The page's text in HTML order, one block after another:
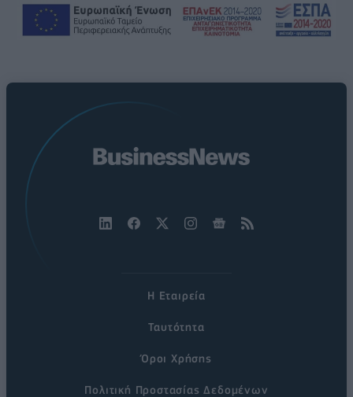
Η Εταιρεία
Ταυτότητα
Όροι Χρήσης
Πολιτική Προστασίας Δεδομένων